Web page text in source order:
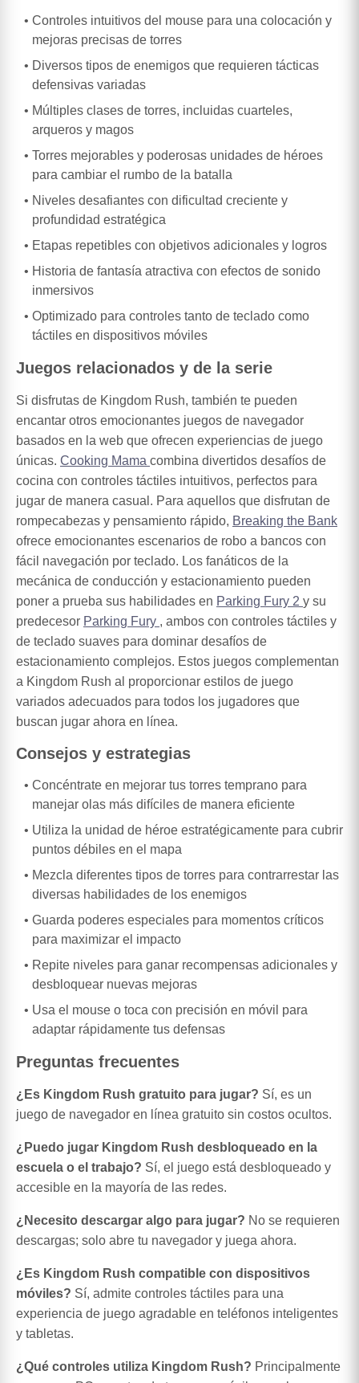
Controles intuitivos del mouse para una colocación y
mejoras precisas de torres
Diversos tipos de enemigos que requieren tácticas
defensivas variadas
Múltiples clases de torres, incluidas cuarteles,
arqueros y magos
Torres mejorables y poderosas unidades de héroes
para cambiar el rumbo de la batalla
Niveles desafiantes con dificultad creciente y
profundidad estratégica
Etapas repetibles con objetivos adicionales y logros
Historia de fantasía atractiva con efectos de sonido
inmersivos
Optimizado para controles tanto de teclado como
táctiles en dispositivos móviles
Juegos relacionados y de la serie
Si disfrutas de Kingdom Rush, también te pueden
encantar otros emocionantes juegos de navegador
basados en la web que ofrecen experiencias de juego
únicas. Cooking Mama combina divertidos desafíos de
cocina con controles táctiles intuitivos, perfectos para
jugar de manera casual. Para aquellos que disfrutan de
rompecabezas y pensamiento rápido, Breaking the Bank
ofrece emocionantes escenarios de robo a bancos con
fácil navegación por teclado. Los fanáticos de la
mecánica de conducción y estacionamiento pueden
poner a prueba sus habilidades en Parking Fury 2 y su
predecesor Parking Fury , ambos con controles táctiles y
de teclado suaves para dominar desafíos de
estacionamiento complejos. Estos juegos complementan
a Kingdom Rush al proporcionar estilos de juego
variados adecuados para todos los jugadores que
buscan jugar ahora en línea.
Consejos y estrategias
Concéntrate en mejorar tus torres temprano para
manejar olas más difíciles de manera eficiente
Utiliza la unidad de héroe estratégicamente para cubrir
puntos débiles en el mapa
Mezcla diferentes tipos de torres para contrarrestar las
diversas habilidades de los enemigos
Guarda poderes especiales para momentos críticos
para maximizar el impacto
Repite niveles para ganar recompensas adicionales y
desbloquear nuevas mejoras
Usa el mouse o toca con precisión en móvil para
adaptar rápidamente tus defensas
Preguntas frecuentes
¿Es Kingdom Rush gratuito para jugar? Sí, es un
juego de navegador en línea gratuito sin costos ocultos.
¿Puedo jugar Kingdom Rush desbloqueado en la
escuela o el trabajo? Sí, el juego está desbloqueado y
accesible en la mayoría de las redes.
¿Necesito descargar algo para jugar? No se requieren
descargas; solo abre tu navegador y juega ahora.
¿Es Kingdom Rush compatible con dispositivos
móviles? Sí, admite controles táctiles para una
experiencia de juego agradable en teléfonos inteligentes
y tabletas.
¿Qué controles utiliza Kingdom Rush? Principalmente